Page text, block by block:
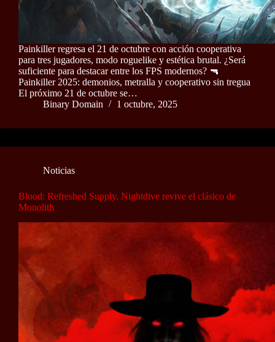
Painkiller regresa el 21 de octubre con acción cooperativa
para tres jugadores, modo roguelike y estética brutal. ¿Será
suficiente para destacar entre los FPS modernos? 🔫
Painkiller 2025: demonios, metralla y cooperativo sin tregua
El próximo 21 de octubre se…
Binary Domain
1 octubre, 2025
Noticias
Blood: Refreshed Supply, Nightdive revive el clásico de
Monolith